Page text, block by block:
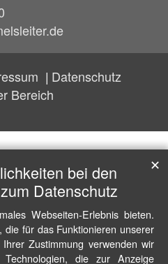
Datenschutz
Bereich
bei den
Datenschutz
Webseiten-Erlebnis bieten.
die für das Funktionieren unserer
Zustimmung verwenden wir
die zur Anzeige
✕